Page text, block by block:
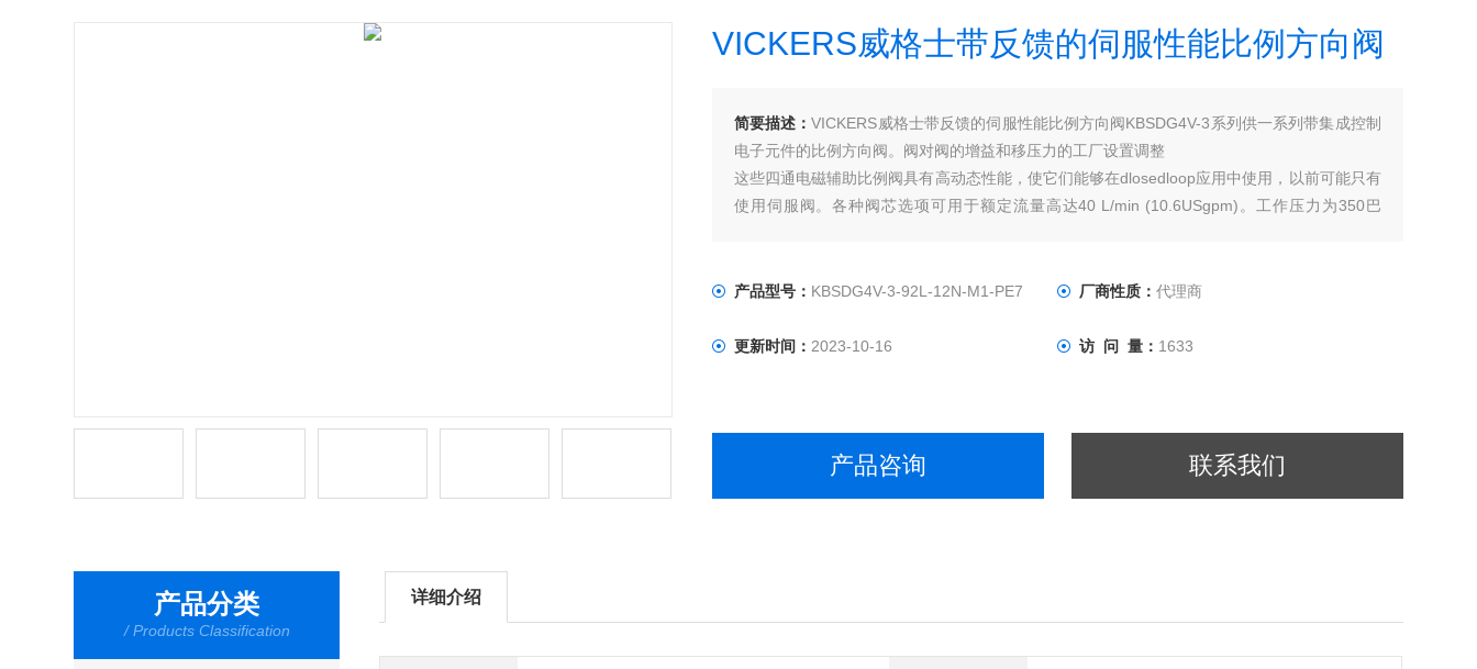
VICKERS威格士带反馈的伺服性能比例方向阀
简要描述：VICKERS威格士带反馈的伺服性能比例方向阀KBSDG4V-3系列供一系列带集成控制
电子元件的比例方向阀。阀对阀的增益和移压力的工厂设置调整
这些四通电磁辅助比例阀具有高动态性能，使它们能够在dlosedloop应用中使用，以前可能只有
使用伺服阀。各种阀芯选项可用于额定流量高达40 L/min (10.6USgpm)。工作压力为350巴
产品型号： KBSDG4V-3-92L-12N-M1-PE7 厂商性质：代理商
更新时间： 2023-10-16 访 问 量： 1633
产品咨询 联系我们
产品分类
/ Products Classification
详细介绍